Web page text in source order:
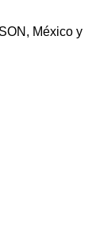
México y